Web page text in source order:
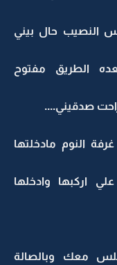
النصيب حال بيني
الطريق مفتوح
صدقيني....
النوم مادخلتها
اركبها وادخلها
معك وبالصالة